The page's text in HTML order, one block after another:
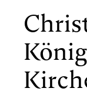
König